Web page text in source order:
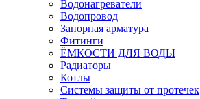
Водонагреватели
Водопровод
Запорная арматура
Фитинги
ЁМКОСТИ ДЛЯ ВОДЫ
Радиаторы
Котлы
Системы защиты от протечек